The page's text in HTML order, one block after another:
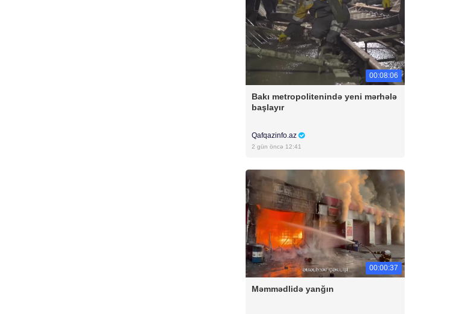
00:08:06
Bakı metropolitenində yeni mərhələ
başlayır
Qafqazinfo.az
2 gün öncə 12:41
00:00:37
Məmmədlidə yanğın